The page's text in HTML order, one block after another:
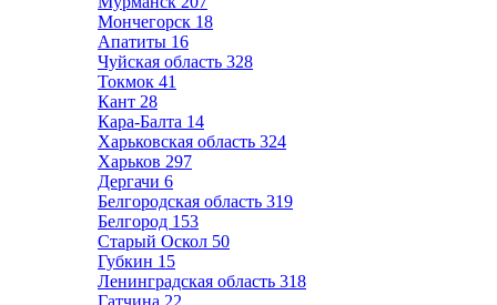
Мончегорск 18
Апатиты 16
Чуйская область 328
Токмок 41
Кант 28
Кара-Балта 14
Харьковская область 324
Харьков 297
Дергачи 6
Белгородская область 319
Белгород 153
Старый Оскол 50
Губкин 15
Ленинградская область 318
Гатчина 22